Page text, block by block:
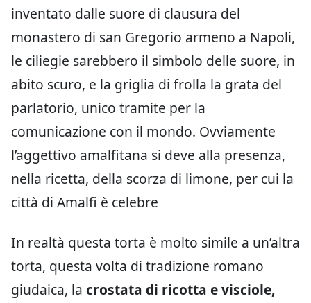
inventato dalle suore di clausura del
monastero di san Gregorio armeno a Napoli,
le ciliegie sarebbero il simbolo delle suore, in
abito scuro, e la griglia di frolla la grata del
parlatorio, unico tramite per la
comunicazione con il mondo. Ovviamente
l’aggettivo amalfitana si deve alla presenza,
nella ricetta, della scorza di limone, per cui la
città di Amalfi è celebre
In realtà questa torta è molto simile a un’altra
torta, questa volta di tradizione romano
giudaica, la crostata di ricotta e visciole,